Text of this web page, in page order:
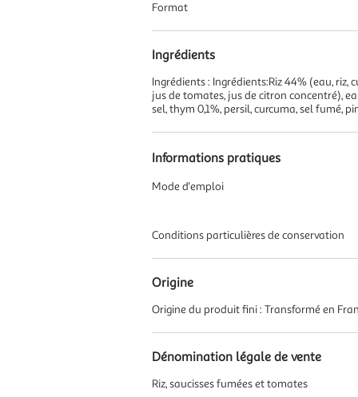
Format
Ingrédients
Ingrédients : Ingrédients:Riz 44% (eau, riz,
jus de tomates, jus de citron concentré),
sel, thym 0,1%, persil, curcuma, sel fumé,
Informations pratiques
Mode d'emploi
Conditions particulières de conservation
Origine
Origine du produit fini : Transformé en
Dénomination légale de vente
Riz, saucisses fumées et tomates